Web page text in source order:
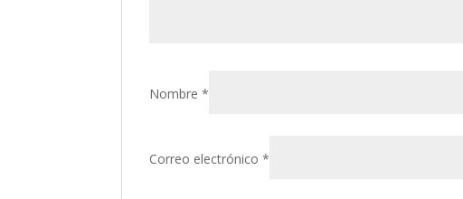
Nombre*
Correo electrónico*